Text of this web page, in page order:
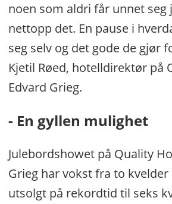
noen som aldri får unnet seg
nettopp det. En pause i
seg selv og det gode de gjør
Kjetil Røed, hotelldirektør på
Edvard Grieg.
- En gyllen mulighet
Julebordshowet på Quality
Grieg har vokst fra to kvelder
utsolgt på rekordtid til seks